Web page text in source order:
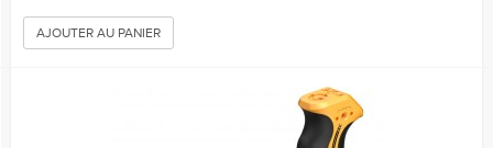
AJOUTER AU PANIER